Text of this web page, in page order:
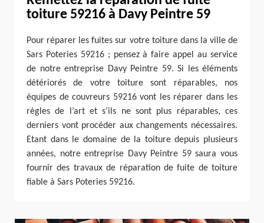
toiture 59216 à Davy Peintre 59
Pour réparer les fuites sur votre toiture dans la ville de
Sars Poteries 59216 ; pensez à faire appel au service
de notre entreprise Davy Peintre 59. Si les éléments
détériorés de votre toiture sont réparables, nos
équipes de couvreurs 59216 vont les réparer dans les
règles de l’art et s’ils ne sont plus réparables, ces
derniers vont procéder aux changements nécessaires.
Etant dans le domaine de la toiture depuis plusieurs
années, notre entreprise Davy Peintre 59 saura vous
fournir des travaux de réparation de fuite de toiture
fiable à Sars Poteries 59216.